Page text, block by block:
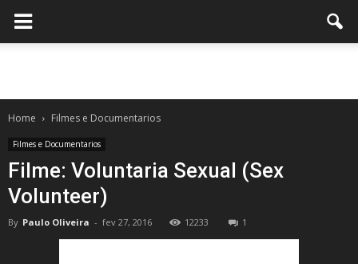
Home Filmes e Documentarios
Filmes e Documentarios
Filme: Voluntaria Sexual (Sex
Volunteer)
By Paulo Oliveira - fev 27, 2016 12233 1